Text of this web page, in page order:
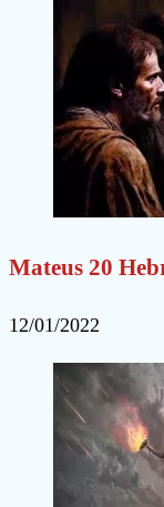
Mateus 20
12/01/2022